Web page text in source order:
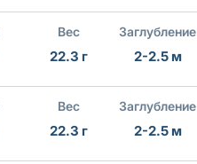
Вес
22.3 г
Заглубление
2-2.5 м
Вес
22.3 г
Заглубление
2-2.5 м